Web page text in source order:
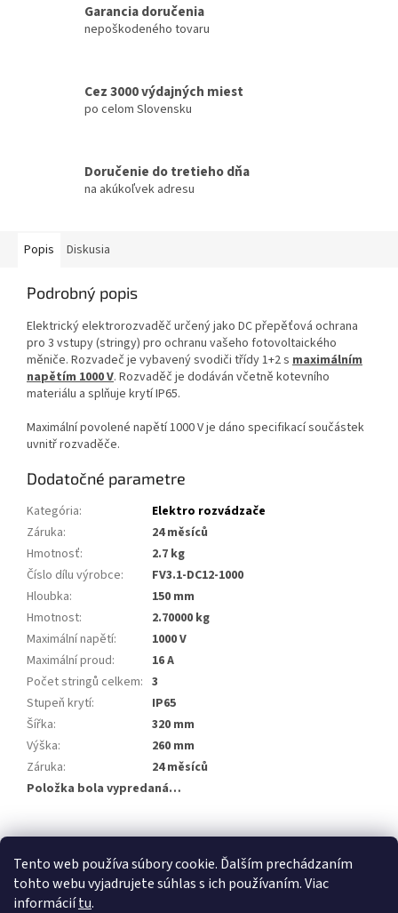
Tento web používa súbory cookie. Ďalším prechádzaním
tohto webu vyjadrujete súhlas s ich používaním. Viac
informáciítu.
Garancia doručenia
nepoškodeného tovaru
Cez 3000 výdajných miest
po celom Slovensku
Doručenie do tretieho dňa
na akúkoľvek adresu
Popis Diskusia
Podrobný popis
Elektrický elektrorozvaděč určený jako DC přepěťová ochrana
pro 3 vstupy (stringy) pro ochranu vašeho fotovoltaického
měniče. Rozvadeč je vybavený svodiči třídy 1+2 s maximálním
napětím 1000 V. Rozvaděč je dodáván včetně kotevního
materiálu a splňuje krytí IP65.
Maximální povolené napětí 1000 V je dáno specifikací součástek
uvnitř rozvaděče.
Dodatočné parametre
Kategória:
Elektro rozvádzače
Záruka:
24 měsíců
Hmotnosť:
2.7 kg
Číslo dílu výrobce:
FV3.1-DC12-1000
Hloubka:
150 mm
Hmotnost:
2.70000 kg
Maximální napětí:
1000 V
Maximální proud:
16 A
Počet stringů celkem: 3
Stupeň krytí:
IP65
Šířka:
320 mm
Výška:
260 mm
Záruka:
24 měsíců
Položka bola vypredaná…
Z